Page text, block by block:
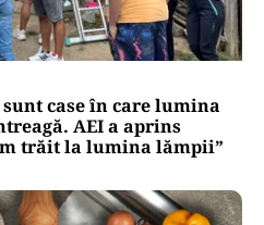
case în care lumina
AEI a aprins
trăit la lumina lămpii”